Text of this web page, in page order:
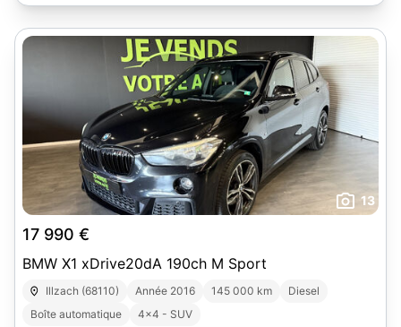
13
17 990 €
BMW X1 xDrive20dA 190ch M Sport
Illzach (68110) Année 2016 145 000 km
Diesel
Boîte automatique
4x4 - SUV